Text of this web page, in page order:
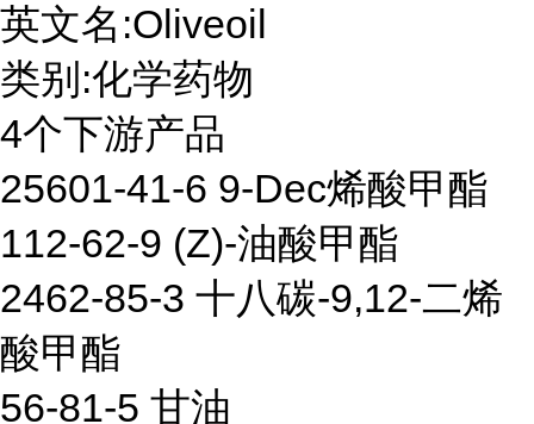
英文名:Oliveoil
类别:化学药物
4个下游产品
25601-41-6 9-Dec烯酸甲酯
112-62-9 (Z)-油酸甲酯
2462-85-3 十八碳-9,12-二烯
酸甲酯
56-81-5 甘油